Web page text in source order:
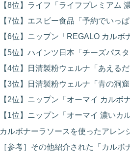
【8位】ライフ「ライフプレミアム
【7位】エスビー食品「予約でいっ
【6位】ニップン「REGALO カルボ
【5位】ハインツ日本「チーズパスタ
【4位】日清製粉ウェルナ「あえる
【3位】日清製粉ウェルナ「青の洞
【2位】ニップン「オーマイ カルボ
【1位】ニップン「オーマイ 濃いカ
カルボナーラソースを使ったアレン
［参考］その他紹介された「カル